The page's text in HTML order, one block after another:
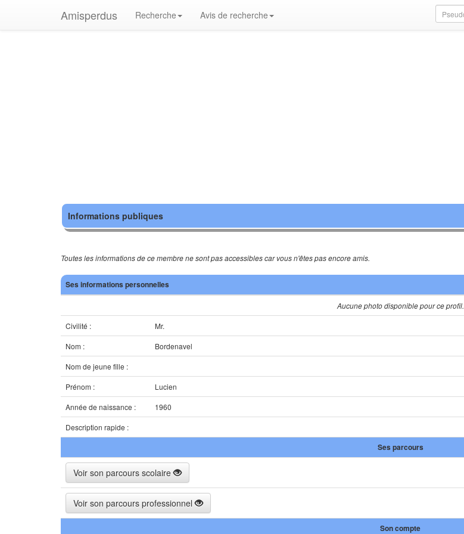
Amisperdus Recherche Avis de recherche
Informations publiques
Toutes les informations de ce membre ne sont pas accessibles car vous n'êtes pas encore amis.
Ses informations personnelles
Aucune photo disponible pour ce profil.
Civilité :
Mr.
Nom :
Bordenavel
Nom de jeune fille :
Prénom :
Lucien
Année de naissance :
1960
Description rapide :
Ses parcours
Voir son parcours scolaire
Voir son parcours professionnel
Son compte